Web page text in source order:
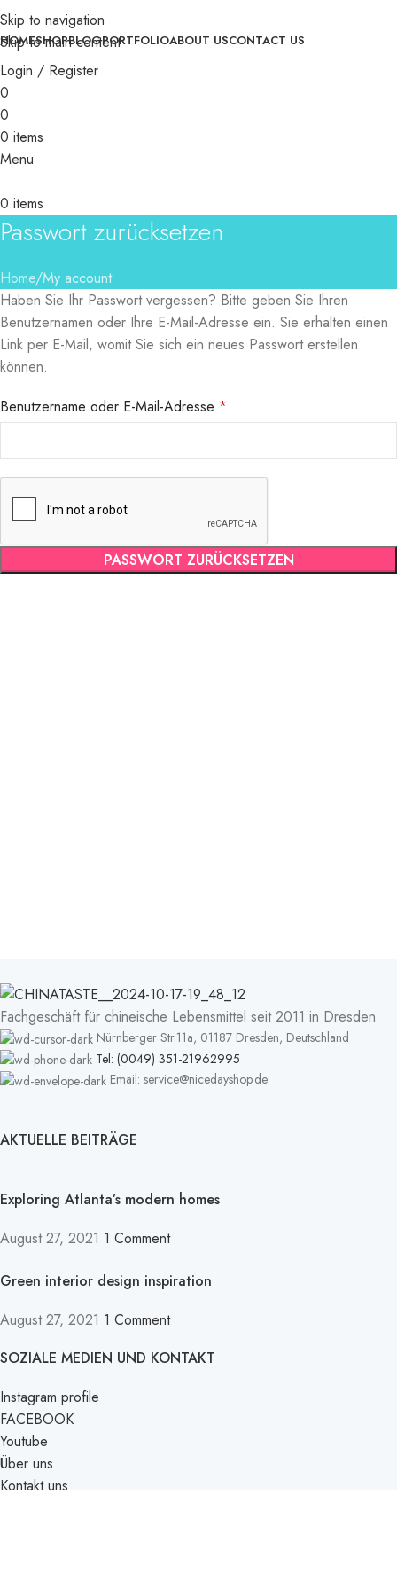
Skip to navigation
Skip to main content
HOMESHOPBLOGPORTFOLIOABOUT USCONTACT US
Login / Register
0
0
0 items
Menu
0 items
Passwort zurücksetzen
Home My account
Haben Sie Ihr Passwort vergessen? Bitte geben Sie Ihren
Benutzernamen oder Ihre E-Mail-Adresse ein. Sie erhalten einen
Link per E-Mail, womit Sie sich ein neues Passwort erstellen
können.
Benutzername oder E-Mail-Adresse *
PASSWORT ZURÜCKSETZEN
Fachgeschäft für chineische Lebensmittel seit 2011 in Dresden
Nürnberger Str.11a, 01187 Dresden, Deutschland
Tel: (0049) 351-21962995
Email: service@nicedayshop.de
AKTUELLE BEITRÄGE
Exploring Atlanta’s modern homes
August 27, 2021 1 Comment
Green interior design inspiration
August 27, 2021 1 Comment
SOZIALE MEDIEN UND KONTAKT
Instagram profile
FACEBOOK
Youtube
Über uns
Kontakt uns